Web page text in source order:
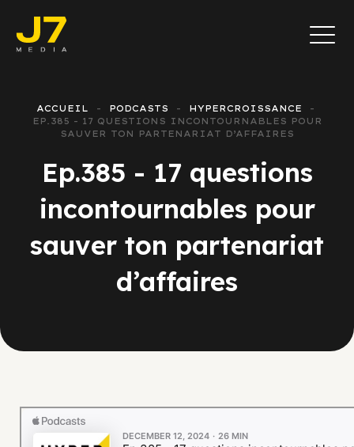
ACCUEIL PODCASTS
HYPERCROISSANCE
EP.385 - 17 QUESTIONS INCONTOURNABLES POUR
SAUVER TON PARTENARIAT D’AFFAIRES
Ep.385 - 17 questions
incontournables pour
sauver ton partenariat
d’affaires